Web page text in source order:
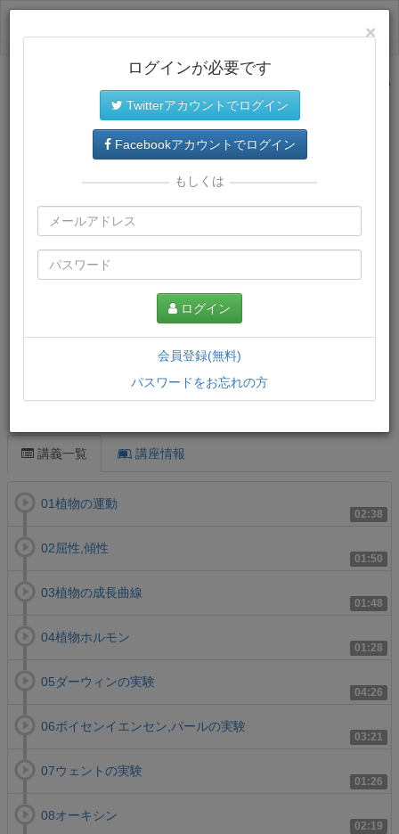
サイトトップに戻る
プレミアム会員では、教材がダウンロードでき、快適な動画
再生環境が提供されます。
講義一覧 講座情報
02:38
01植物の運動
01:50
02屈性,傾性
01:48
03植物の成長曲線
01:28
04植物ホルモン
04:26
05ダーウィンの実験
03:21
06ボイセンイエンセン,パールの実験
01:26
07ウェントの実験
02:19
08オーキシン
×
ログインが必要です
Twitterアカウントでログイン
Facebookアカウントでログイン
もしくは
ログイン
会員登録(無料)
パスワードをお忘れの方